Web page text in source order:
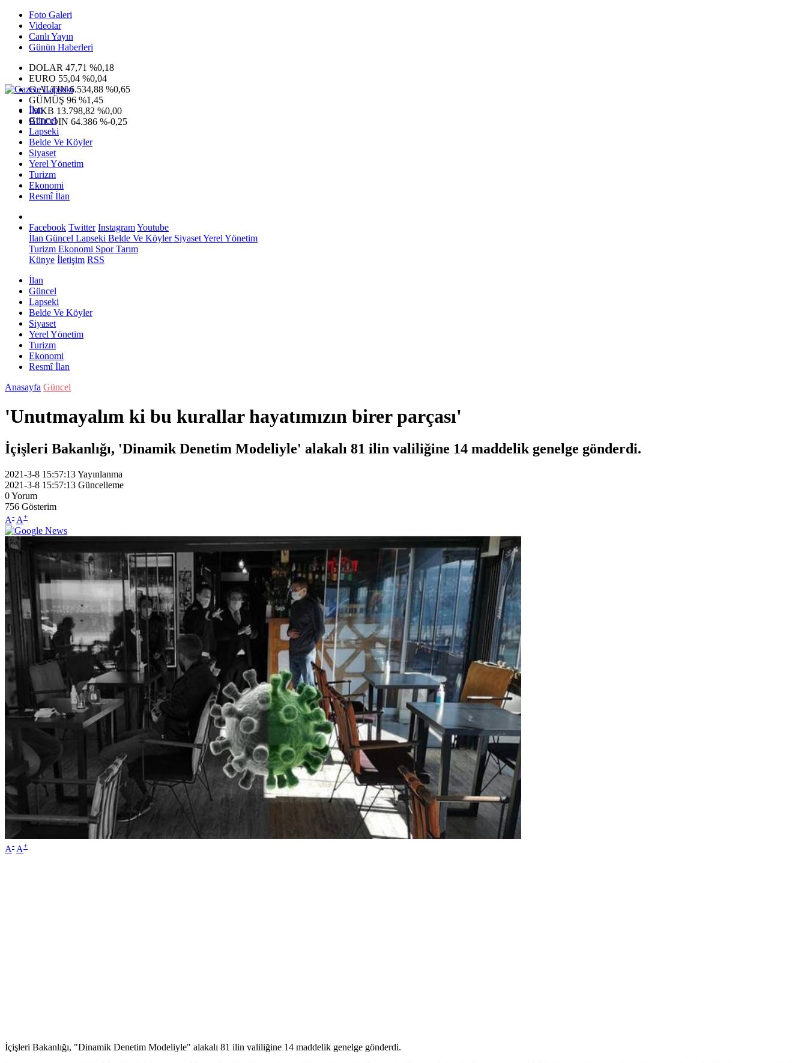
Foto Galeri
Videolar
Canlı Yayın
Günün Haberleri
DOLAR 47,71 %0,18
EURO 55,04 %0,04
G.ALTIN6.534,88 %0,65
GÜMÜŞ 96 %1,45
IMKB 13.798,82 %0,00
BITCOIN 64.386 %-0,25
İlan
Güncel
Lapseki
Belde Ve Köyler
Siyaset
Yerel Yönetim
Turizm
Ekonomi
Resmî İlan
Facebook Twitter InstagramYoutube
İlan Güncel Lapseki Belde Ve KöylerSiyasetYerel Yönetim
Turizm Ekonomi SporTarım
Künye İletişim RSS
İlan
Güncel
Lapseki
Belde Ve Köyler
Siyaset
Yerel Yönetim
Turizm
Ekonomi
Resmî İlan
Anasayfa Güncel
'Unutmayalım ki bu kurallar hayatımızın birer parçası'
İçişleri Bakanlığı, 'Dinamik Denetim Modeliyle' alakalı 81 ilin valiliğine 14 maddelik genelge gönderdi.
2021-3-8 15:57:13Yayınlanma
2021-3-8 15:57:13 Güncelleme
0Yorum
756 Gösterim
A- A+
A- A+
İçişleri Bakanlığı, "Dinamik Denetim Modeliyle" alakalı 81 ilin valiliğine 14 maddelik genelge gönderdi.